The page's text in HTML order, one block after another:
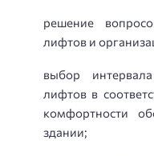
решение
лифтов и
выбор
лифтов в
комфортности
здании;